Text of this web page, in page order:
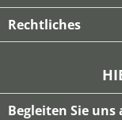
Rechtliches
Begleiten Sie uns